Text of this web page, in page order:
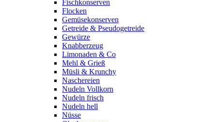
Fischkonserven
Flocken
Gemüsekonserven
Getreide & Pseudogetreide
Gewürze
Knabberzeug
Limonaden & Co
Mehl & Grieß
Müsli & Krunchy
Naschereien
Nudeln Vollkorn
Nudeln frisch
Nudeln hell
Nüsse